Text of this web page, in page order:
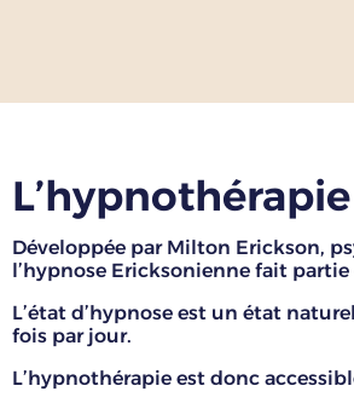
L’hypnothérapie
Développée par Milton Erickson,
l’hypnose Ericksonienne fait
L’état d’hypnose est un état
fois par jour.
L’hypnothérapie est donc